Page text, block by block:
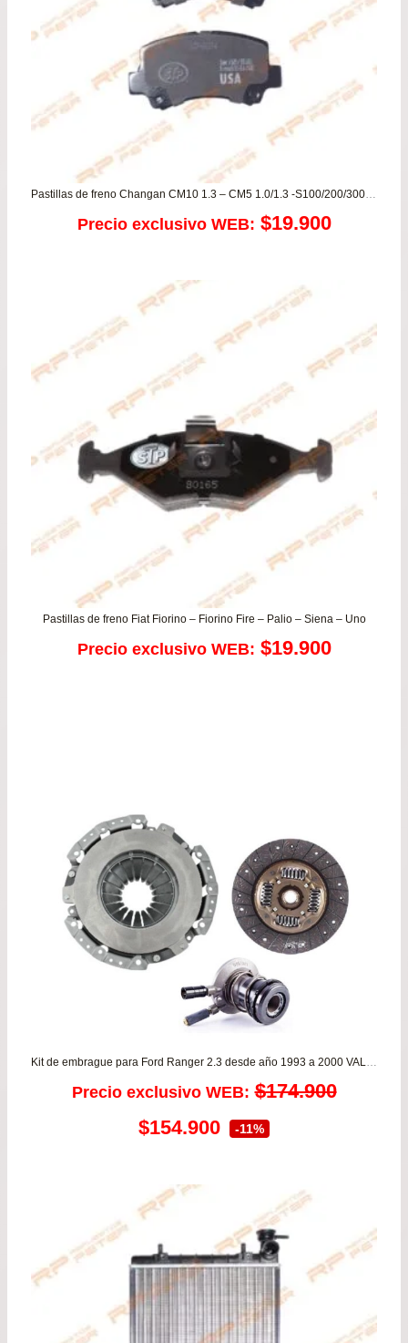
Pastillas de freno Changan CM10 1.3 – CM5 1.0/1.3 -S100/200/300 1.0 / Chery Face 1.3 -/ Dongfeng DFSK 1.3 / Hafei Lobo 1.0 / SZ Wagon 1.0/1.3
Precio exclusivo WEB: $19.900
Pastillas de freno Fiat Fiorino – Fiorino Fire – Palio – Siena – Uno
Precio exclusivo WEB: $19.900
Kit de embrague para Ford Ranger 2.3 desde año 1993 a 2000 VALEO
Precio exclusivo WEB: $174.900
El
original
$174.900.
$154.900El
es:
$154.900.
-11%